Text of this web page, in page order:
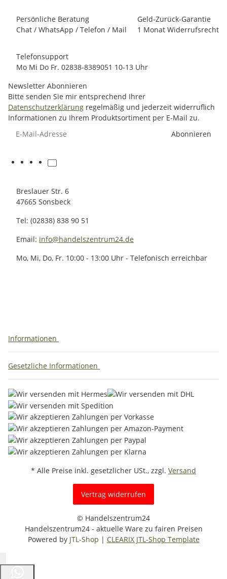
Persönliche Beratung
Chat / WhatsApp / Telefon / Mail
Geld-Zurück-Garantie
1 Monat Widerrufsrecht
Telefonsupport
Mo Mi Do Fr. 02838-8389051 10-13 Uhr
Newsletter Abonnieren
Bitte senden Sie mir entsprechend Ihrer
Datenschutzerklärung regelmäßig und jederzeit widerruflich
Informationen zu Ihrem Produktsortiment per E-Mail zu.
Abonnieren
Breslauer Str. 6
47665 Sonsbeck
Tel: (02838) 838 90 51
Email: info@handelszentrum24.de
Mo, Mi, Do, Fr. 10:00 - 13:00 Uhr - Telefonisch erreichbar
Informationen
Gesetzliche Informationen
* Alle Preise inkl. gesetzlicher USt., zzgl. Versand
Vertrag widerrufen
© Handelszentrum24
Handelszentrum24 - aktuelle Ware zu fairen Preisen
Powered by JTL-Shop | CLEARIX JTL-Shop Template